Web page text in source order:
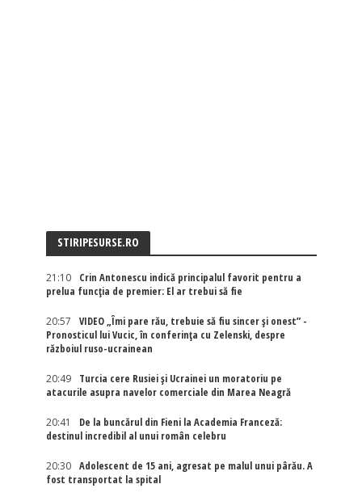
STIRIPESURSE.RO
21:10
Crin Antonescu indică principalul favorit pentru a
prelua funcția de premier: El ar trebui să fie
20:57
VIDEO „Îmi pare rău, trebuie să fiu sincer și onest” -
Pronosticul lui Vucic, în conferința cu Zelenski, despre
războiul ruso-ucrainean
20:49
Turcia cere Rusiei și Ucrainei un moratoriu pe
atacurile asupra navelor comerciale din Marea Neagră
20:41
De la buncărul din Fieni la Academia Franceză:
destinul incredibil al unui român celebru
20:30
Adolescent de 15 ani, agresat pe malul unui pârău. A
fost transportat la spital